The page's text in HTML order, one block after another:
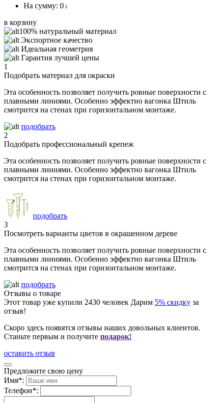
На сумму: 0 i
в корзину
100% натуральный материал
Экспортное качество
Идеальная геометрия
Гарантия лучшей цены
1
Подобрать материал для окраски
Эта особенность позволяет получить ровные поверхности с
плавными линиями. Особенно эффектно вагонка Штиль
смотрится на стенах при горизонтальном монтаже.
подобрать
2
Подобрать профессиональный крепеж
Эта особенность позволяет получить ровные поверхности с
плавными линиями. Особенно эффектно вагонка Штиль
смотрится на стенах при горизонтальном монтаже.
подобрать
3
Посмотреть варианты цветов в окрашенном дереве
Эта особенность позволяет получить ровные поверхности с
плавными линиями. Особенно эффектно вагонка Штиль
смотрится на стенах при горизонтальном монтаже.
подобрать
Отзывы о товаре
Этот товар уже купили 2430 человек Дарим 5% скидку за
отзыв!
Скоро здесь появятся отзывы наших довольных клиентов.
Станьте первым и получите подарок!
оставить отзыв
Предложите свою цену
Имя*:
Телефон*: